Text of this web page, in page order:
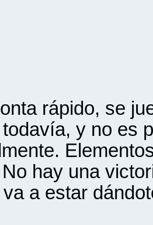
rápido, se
y no es
hay una
a estar